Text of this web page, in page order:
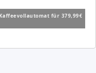
für 379,99€